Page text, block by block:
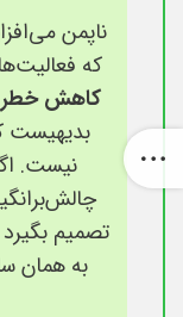
ناپمن
که
کاهش خطر
بدیهیست
نیست.
تصمیم بگیرد
به همان